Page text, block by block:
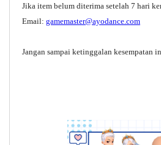
Jika item belum diterima setelah 7 hari
Email: gamemaster@ayodance.com
Jangan sampai ketinggalan kesempatan